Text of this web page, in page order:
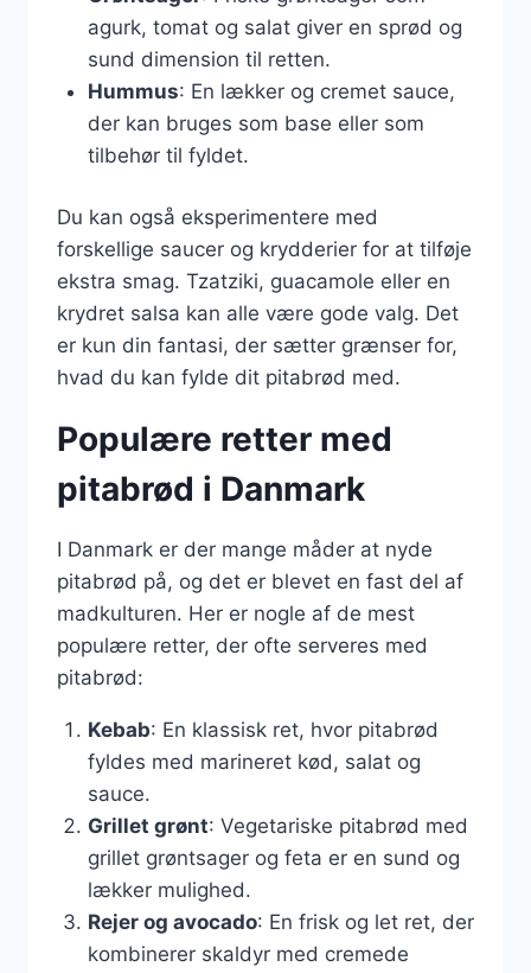
agurk, tomat og salat giver en sprød og
sund dimension til retten.
Hummus: En lækker og cremet sauce,
der kan bruges som base eller som
tilbehør til fyldet.
Du kan også eksperimentere med
forskellige saucer og krydderier for at tilføje
ekstra smag. Tzatziki, guacamole eller en
krydret salsa kan alle være gode valg. Det
er kun din fantasi, der sætter grænser for,
hvad du kan fylde dit pitabrød med.
Populære retter med
pitabrød i Danmark
I Danmark er der mange måder at nyde
pitabrød på, og det er blevet en fast del af
madkulturen. Her er nogle af de mest
populære retter, der ofte serveres med
pitabrød:
Kebab: En klassisk ret, hvor pitabrød
fyldes med marineret kød, salat og
sauce.
Grillet grønt: Vegetariske pitabrød med
grillet grøntsager og feta er en sund og
lækker mulighed.
Rejer og avocado: En frisk og let ret, der
kombinerer skaldyr med cremede